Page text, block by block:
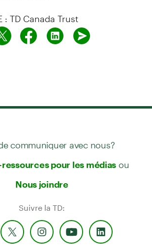
: TD Canada Trust
communiquer avec nous?
pour les médias ou
Nous joindre
Suivre la TD: